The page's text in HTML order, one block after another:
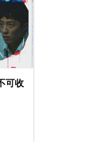
可收